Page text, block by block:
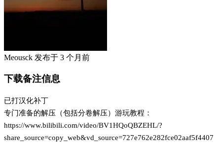
Meousck 发布于 3 个月前
下载备注信息
已打汉化补丁
专门准备的解压（包括分卷解压）游玩教程：
https://www.bilibili.com/video/BV1HQoQBZEHL/?
share_source=copy_web&vd_source=727e762e282fce02aaf5f4407